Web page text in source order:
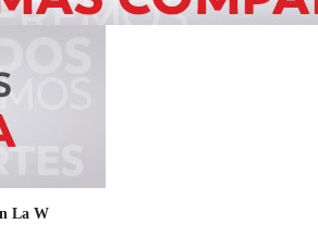
La W